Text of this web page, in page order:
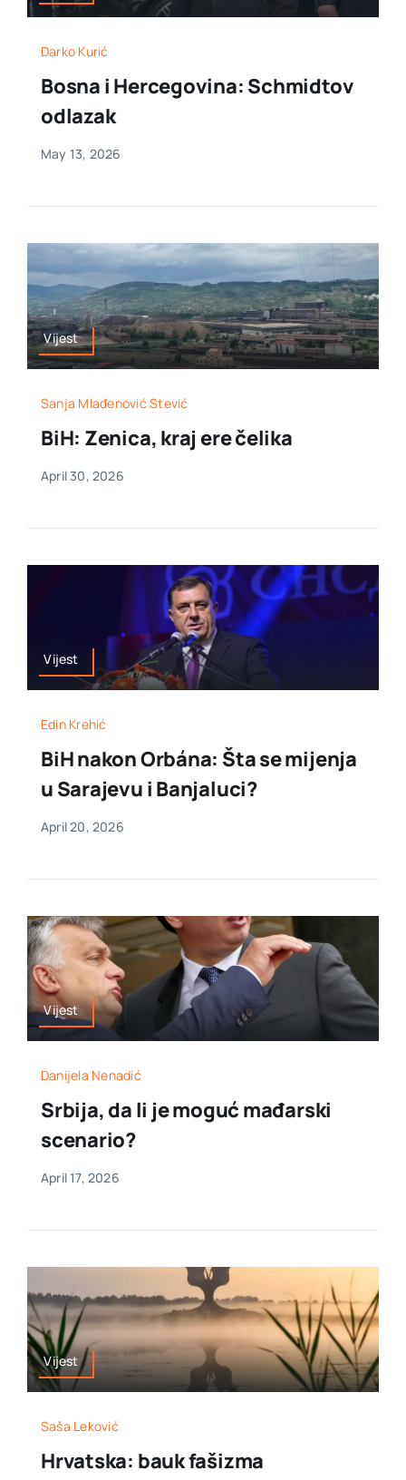
Darko Kurić
Bosna i Hercegovina: Schmidtov
odlazak
May 13, 2026
Vijest
Sanja Mlađenović Stević
BiH: Zenica, kraj ere čelika
April 30, 2026
Vijest
Edin Krehić
BiH nakon Orbána: Šta se mijenja
u Sarajevu i Banjaluci?
April 20, 2026
Vijest
Danijela Nenadić
Srbija, da li je moguć mađarski
scenario?
April 17, 2026
Vijest
Saša Leković
Hrvatska: bauk fašizma